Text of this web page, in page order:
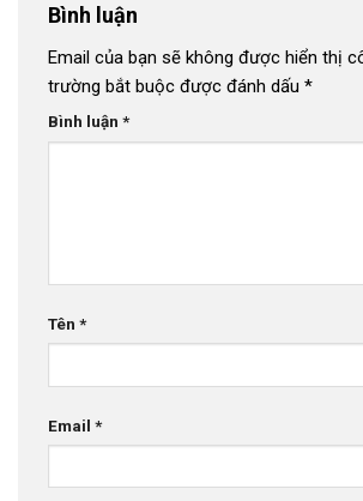
Bình luận
Email của bạn sẽ không được hiển thị
trường bắt buộc được đánh dấu *
Bình luận *
Tên *
Email *